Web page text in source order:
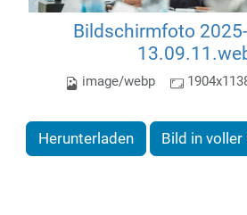
Bildschirmfoto
image/webp
Herunterladen Bild in voller